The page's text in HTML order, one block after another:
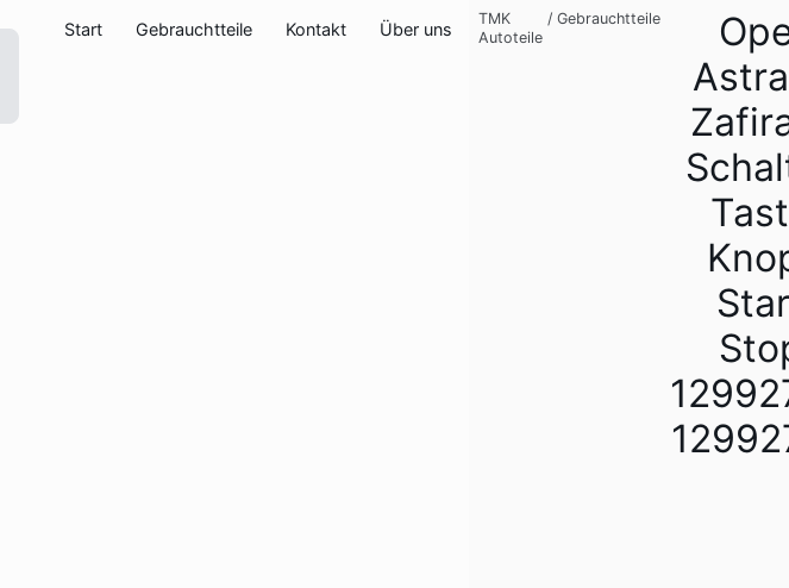
Start Gebrauchtteile Kontakt Über uns
TMK
Autoteile
/ Gebrauchtteile